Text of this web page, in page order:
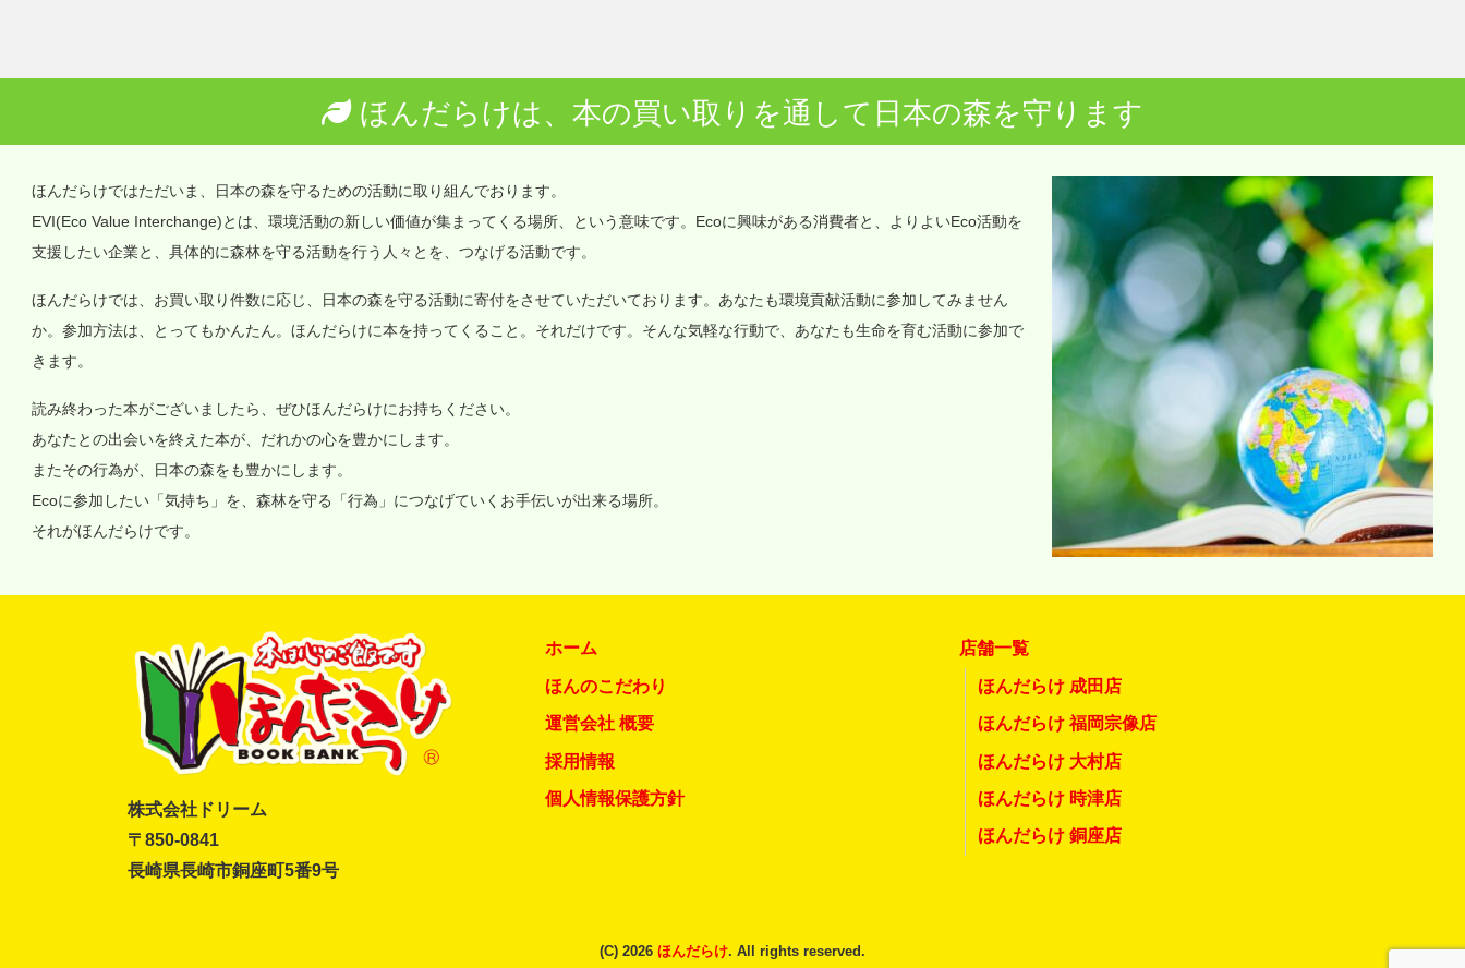
ほんだらけは、本の買い取りを通して日本の森を守ります
ほんだらけではただいま、日本の森を守るための活動に取り組んでおります。
EVI(Eco Value Interchange)とは、環境活動の新しい価値が集まってくる場所、という意味です。Ecoに興味がある消費者と、よりよいEco活動を
支援したい企業と、具体的に森林を守る活動を行う人々とを、つなげる活動です。
ほんだらけでは、お買い取り件数に応じ、日本の森を守る活動に寄付をさせていただいております。あなたも環境貢献活動に参加してみません
か。参加方法は、とってもかんたん。ほんだらけに本を持ってくること。それだけです。そんな気軽な行動で、あなたも生命を育む活動に参加で
きます。
読み終わった本がございましたら、ぜひほんだらけにお持ちください。
あなたとの出会いを終えた本が、だれかの心を豊かにします。
またその行為が、日本の森をも豊かにします。
Ecoに参加したい「気持ち」を、森林を守る「行為」につなげていくお手伝いが出来る場所。
それがほんだらけです。
株式会社ドリーム
〒850-0841
長崎県長崎市銅座町5番9号
ホーム
ほんのこだわり
運営会社 概要
採用情報
個人情報保護方針
店舗一覧
ほんだらけ 成田店
ほんだらけ 福岡宗像店
ほんだらけ 大村店
ほんだらけ 時津店
ほんだらけ 銅座店
(C) 2026 ほんだらけ. All rights reserved.